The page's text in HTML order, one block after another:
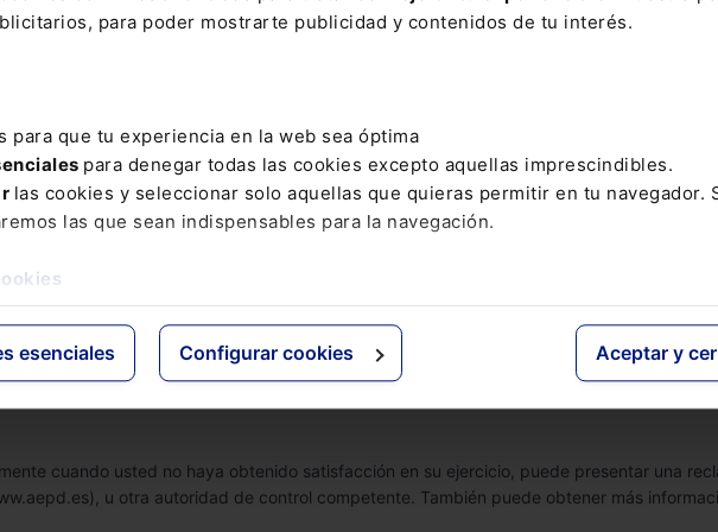
para poder mostrarte publicidad y contenidos de tu interés.
para que tu experiencia en la web sea óptima
para denegar todas las cookies excepto aquellas imprescindibles.
las cookies y seleccionar solo aquellas que quieras permitir en tu navegador.
las que sean indispensables para la navegación.
esenciales Configurar cookies Aceptar y
más arriba, dichos terceros podrán acceder a las cookies y utilizarlas en la forma antes
por esta web?
Según dispone la normativa vigente, cualquier persona tiene derecho
en las condiciones legalmente previstas, las personas interesadas tienen derecho a
supresión cuando, entre otros motivos, los datos ya no sean necesarios para los fines
las limitaciones derivadas de la naturaleza de estos ficheros.
Protección de Datos, los interesados podrán solicitar la limitación del tratamiento de sus
de reclamaciones.
con su situación particular, los interesados podrán oponerse al tratamiento de sus
momento, sin que ello afecte a la licitud del tratamiento basado en el
para esa finalidad en concreto, salvo por motivos legítimos imperiosos, o el
cuando usted no haya obtenido satisfacción en su ejercicio, puede presentar una
u otra autoridad de control competente. También puede obtener más